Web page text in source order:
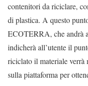
contenitori da riciclare,
di plastica. A questo
ECOTERRA, che andrà
indicherà all’utente il
riciclato il materiale verrà
sulla piattaforma per